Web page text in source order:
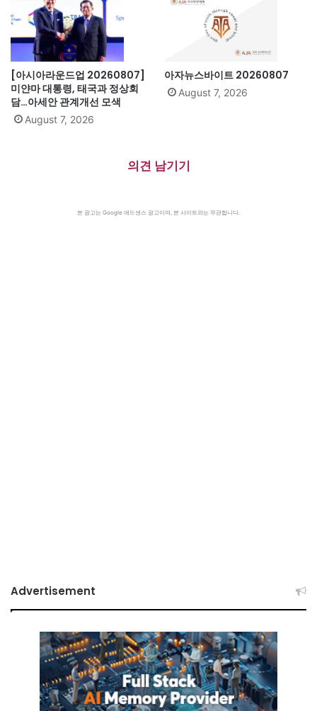
[아시아라운드업 20260807]
미얀마 대통령, 태국과 정상회
담…아세안 관계개선 모색
August 7, 2026
아자뉴스바이트 20260807
August 7, 2026
의견 남기기
본 광고는 Google 애드센스 광고이며, 본 사이트와는 무관합니다.
Advertisement